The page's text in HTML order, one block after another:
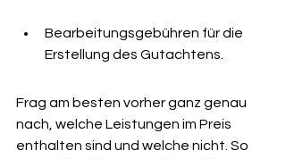
Bearbeitungsgebühren für die
Erstellung des Gutachtens.
Frag am besten vorher ganz genau
nach, welche Leistungen im Preis
enthalten sind und welche nicht. So